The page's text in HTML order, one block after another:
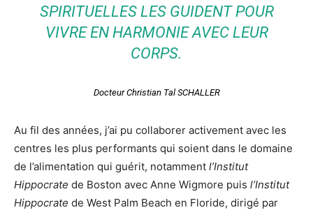
SPIRITUELLES LES GUIDENT POUR
VIVRE EN HARMONIE AVEC LEUR
CORPS.
Docteur Christian Tal SCHALLER
Au fil des années, j’ai pu collaborer activement avec les
centres les plus performants qui soient dans le domaine
de l’alimentation qui guérit, notamment l’Institut
Hippocrate de Boston avec Anne Wigmore puis l’Institut
Hippocrate de West Palm Beach en Floride, dirigé par